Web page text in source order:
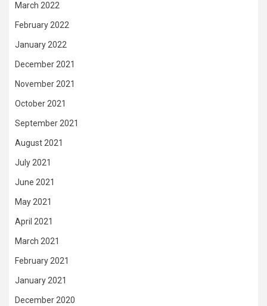
March 2022
February 2022
January 2022
December 2021
November 2021
October 2021
September 2021
August 2021
July 2021
June 2021
May 2021
April 2021
March 2021
February 2021
January 2021
December 2020